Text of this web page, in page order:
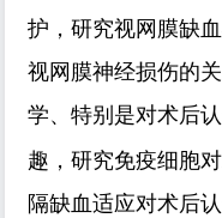
护，研究视网膜缺
视网膜神经损伤的
学、特别是对术后
趣，研究免疫细胞
隔缺血适应对术后